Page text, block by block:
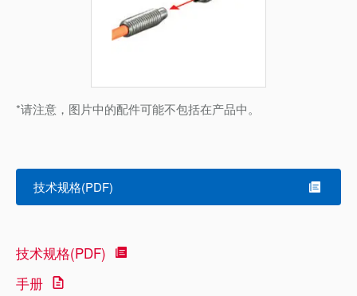
*请注意，图片中的配件可能不包括在产品中。
技术规格(PDF)
技术规格(PDF)
手册